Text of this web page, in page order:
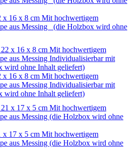
16 x 8 cm Mit hochwertigem
aus Messing (die Holzbox wird ohne
16 x 8 cm Mit hochwertigem
aus Messing Individualisierbar mit
wird ohne Inhalt geliefert)
17 x 5 cm Mit hochwertigem
aus Messing (die Holzbox wird ohne